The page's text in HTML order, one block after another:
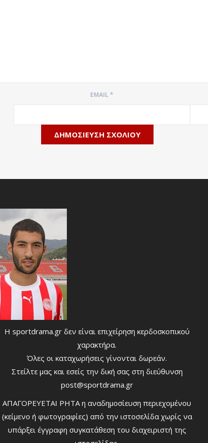
EMAIL*
Η sportdrama.gr δεν είναι επιχείρηση κερδοσκοπικού
χαρακτήρα.
Όλες οι καταχωρήσεις γίνονται δωρεάν.
Στείλτε μας και εσείς την δική σας στη διεύθυνση
post@sportdrama.gr
ΑΠΑΓΟΡΕΥΕΤΑΙ ΡΗΤΑ η αναδημοσίευση περιεχομένου
(κείμενο ή φωτογραφίες) από την ιστοσελίδα χωρίς να
υπάρξει έγγραφη συγκατάθεση του διαχειριστή της